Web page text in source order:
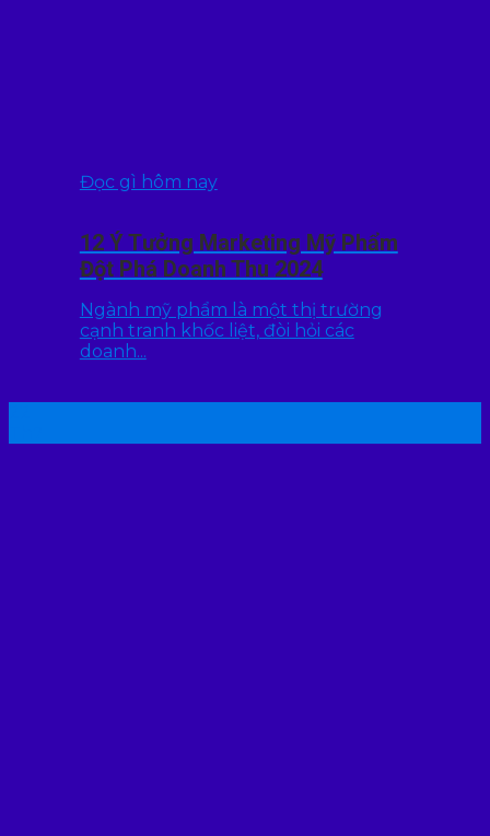
Đọc gì hôm nay
12 Ý Tưởng Marketing Mỹ Phẩm
Đột Phá Doanh Thu 2024
Ngành mỹ phẩm là một thị trường
cạnh tranh khốc liệt, đòi hỏi các
doanh...